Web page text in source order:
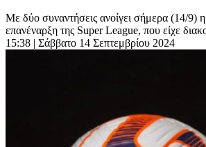
Με δύο συναντήσεις ανοίγει σήμερα (14/9)
επανέναρξη της Super League, που είχε
15:38 | Σάββατο 14 Σεπτεμβρίου 2024